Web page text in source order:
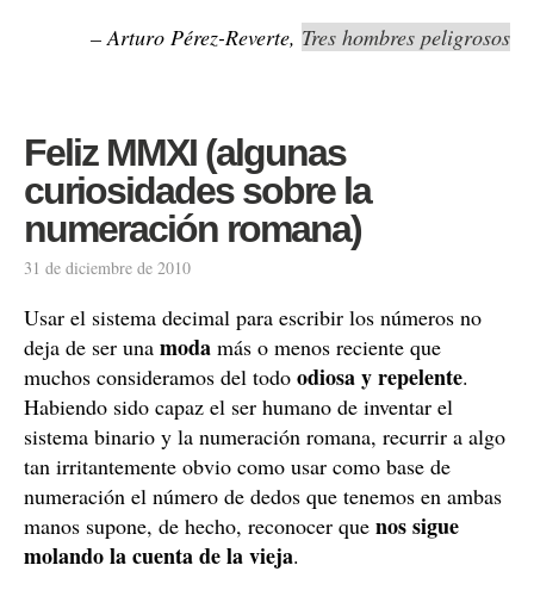
– Arturo Pérez-Reverte, Tres hombres peligrosos
Feliz MMXI (algunas
curiosidades sobre la
numeración romana)
31 de diciembre de 2010
Usar el sistema decimal para escribir los números no
deja de ser una moda más o menos reciente que
muchos consideramos del todo odiosa y repelente.
Habiendo sido capaz el ser humano de inventar el
sistema binario y la numeración romana, recurrir a algo
tan irritantemente obvio como usar como base de
numeración el número de dedos que tenemos en ambas
manos supone, de hecho, reconocer que nos sigue
molando la cuenta de la vieja.